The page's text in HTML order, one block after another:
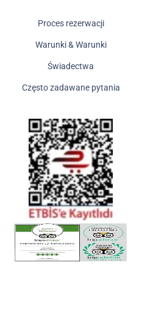
Proces rezerwacji
Warunki & Warunki
Świadectwa
Często zadawane pytania